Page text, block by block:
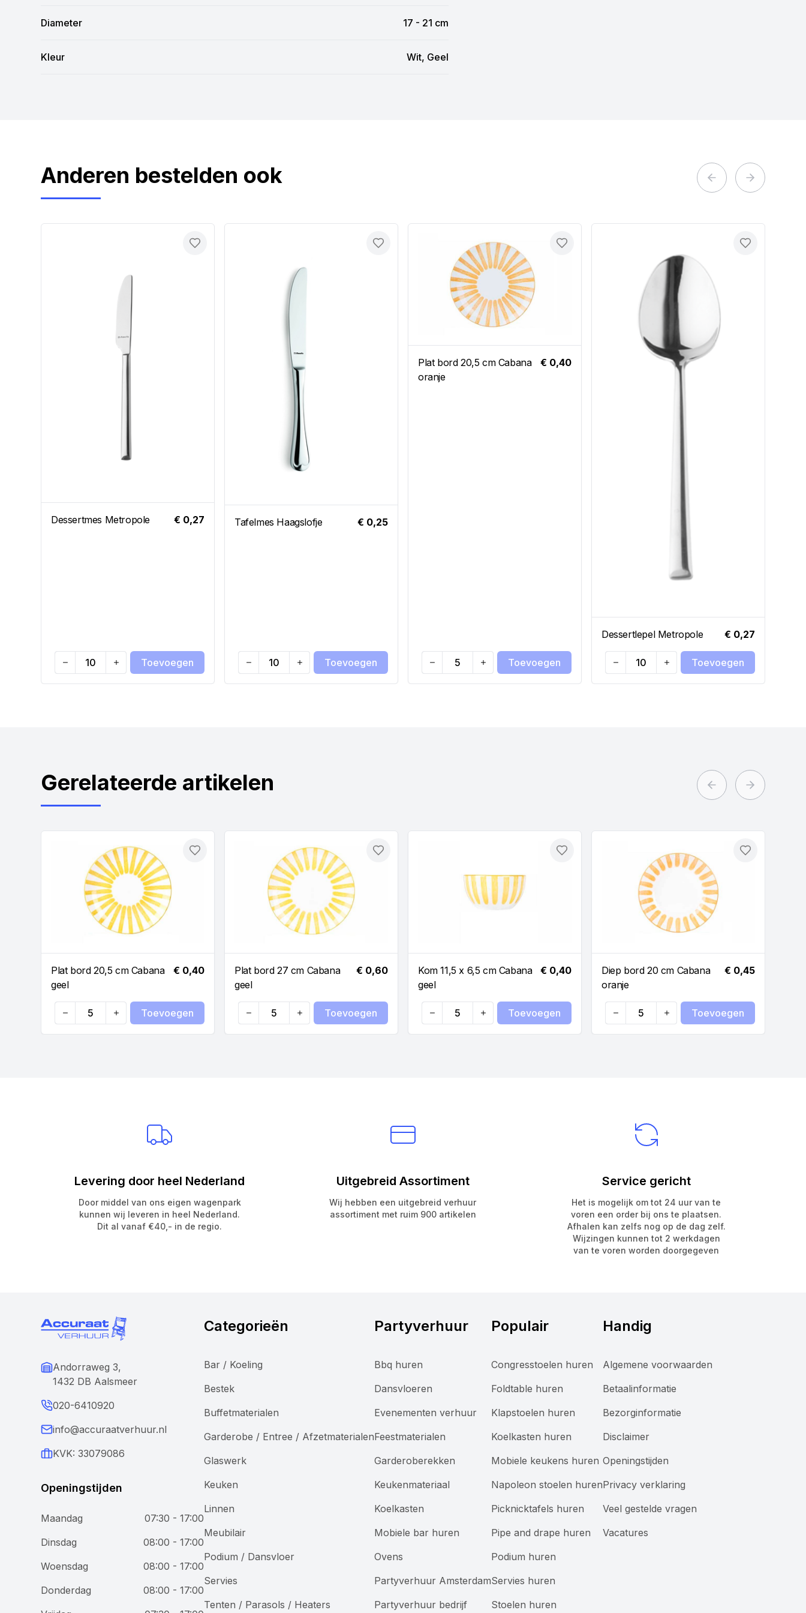
Diameter 17 - 21 cm
Kleur Wit, Geel
Anderen bestelden ook
Dessertmes Metropole € 0,27
Toevoegen
Quantity
Toevoegen
Tafelmes Haagslofje € 0,25
Toevoegen
Quantity
Toevoegen
Plat bord 20,5 cm Cabana
oranje
€ 0,40
Toevoegen
Quantity
Toevoegen
Dessertlepel Metropole € 0,27
Toevoegen
Quantity
Toevoegen
Previous slideNext slide
Gerelateerde artikelen
Plat bord 20,5 cm Cabana
geel
€ 0,40
Toevoegen
Quantity
Toevoegen
Plat bord 27 cm Cabana
geel
€ 0,60
Toevoegen
Quantity
Toevoegen
Kom 11,5 x 6,5 cm Cabana
geel
€ 0,40
Toevoegen
Quantity
Toevoegen
Diep bord 20 cm Cabana
oranje
€ 0,45
Toevoegen
Quantity
Toevoegen
Previous slideNext slide
Levering door heel Nederland
Door middel van ons eigen wagenpark
kunnen wij leveren in heel Nederland.
Dit al vanaf €40,- in de regio.
Uitgebreid Assortiment
Wij hebben een uitgebreid verhuur
assortiment met ruim 900 artikelen
Service gericht
Het is mogelijk om tot 24 uur van te
voren een order bij ons te plaatsen.
Afhalen kan zelfs nog op de dag zelf.
Wijzingen kunnen tot 2 werkdagen
van te voren worden doorgegeven
Andorraweg 3,
1432 DB Aalsmeer
020-6410920
info@accuraatverhuur.nl
KVK: 33079086
Openingstijden
Maandag
07:30 - 17:00
Dinsdag
08:00 - 17:00
Woensdag
08:00 - 17:00
Donderdag
08:00 - 17:00
Categorieën
Bar / Koeling
Bestek
Buffetmaterialen
Garderobe / Entree / Afzetmaterialen
Glaswerk
Keuken
Linnen
Meubilair
Podium / Dansvloer
Servies
Tenten / Parasols / Heaters
Partyverhuur
Bbq huren
Dansvloeren
Evenementen verhuur
Feestmaterialen
Garderoberekken
Keukenmateriaal
Koelkasten
Mobiele bar huren
Ovens
Partyverhuur Amsterdam
Partyverhuur bedrijf
Populair
Congresstoelen huren
Foldtable huren
Klapstoelen huren
Koelkasten huren
Mobiele keukens huren
Napoleon stoelen huren
Picknicktafels huren
Pipe and drape huren
Podium huren
Servies huren
Stoelen huren
Handig
Algemene voorwaarden
Betaalinformatie
Bezorginformatie
Disclaimer
Openingstijden
Privacy verklaring
Veel gestelde vragen
Vacatures
Wij gebruiken cookies
Bij Accuraat Verhuur maken we gebruik van cookies en
vergelijkbare technologieën voor verschillende
doeleinden. We plaatsen functionele cookies om onze